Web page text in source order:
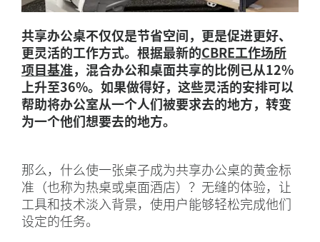
必
备
要
素
共享办公桌不仅仅是节省空间，更是促进更好、
更灵活的工作方式。根据最新的CBRE工作场所
项目基准，混合办公和桌面共享的比例已从12%
上升至36%。如果做得好，这些灵活的安排可以
帮助将办公室从一个人们被要求去的地方，转变
为一个他们想要去的地方。
那么，什么使一张桌子成为共享办公桌的黄金标
准（也称为热桌或桌面酒店）？无缝的体验，让
工具和技术淡入背景，使用户能够轻松完成他们
设定的任务。